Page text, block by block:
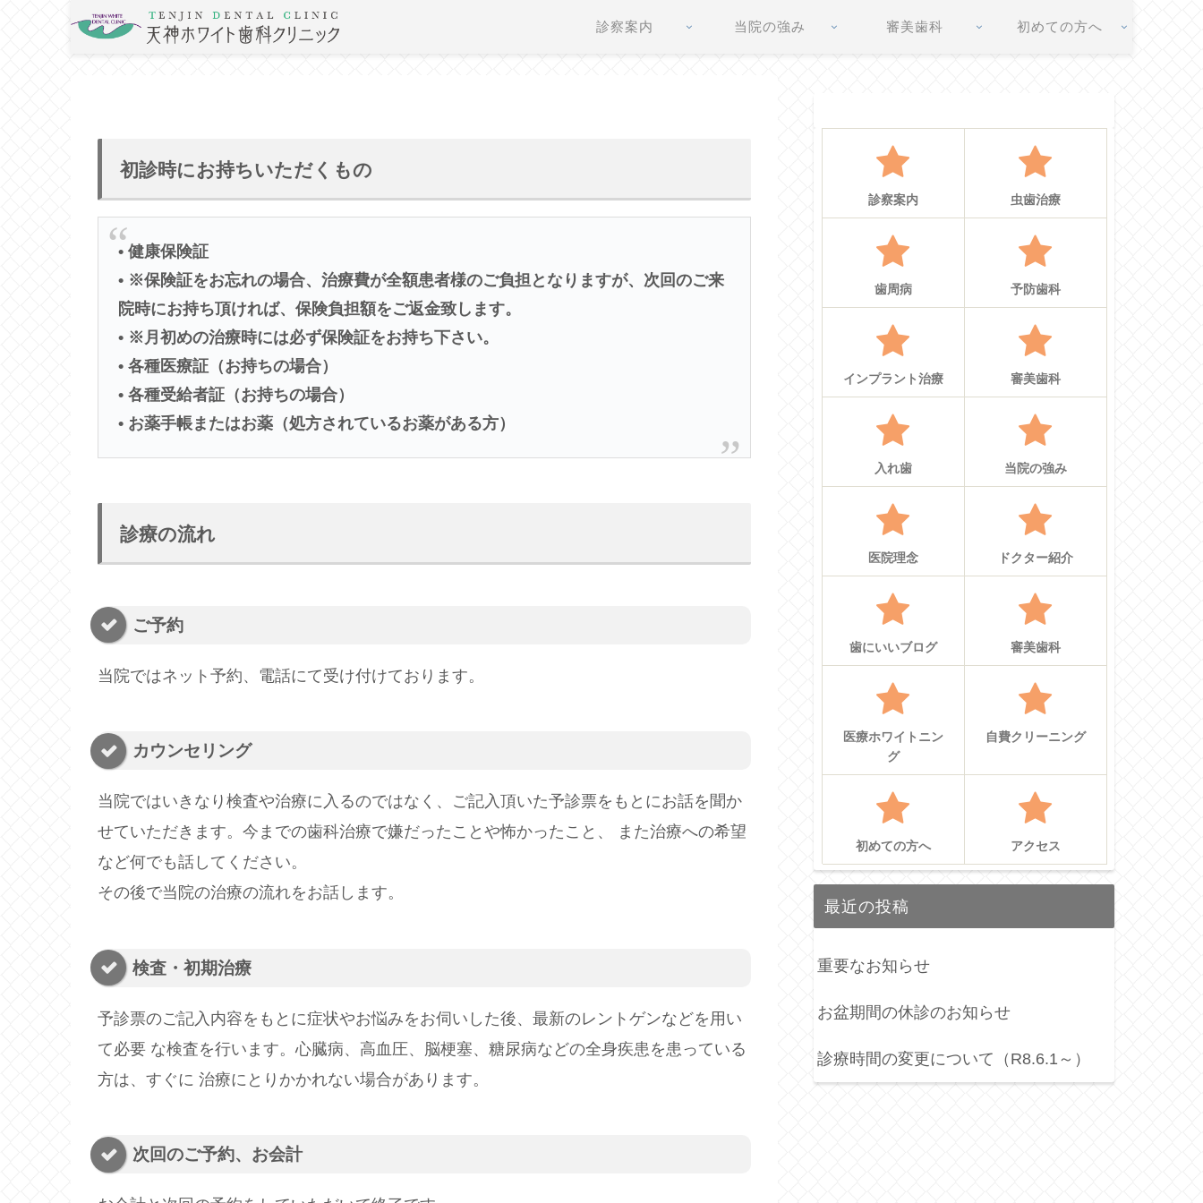
診察案内 当院の強み 審美歯科 初めての方へ
初診時にお持ちいただくもの
• 健康保険証
• ※保険証をお忘れの場合、治療費が全額患者様のご負担となりますが、次回のご来
院時にお持ち頂ければ、保険負担額をご返金致します。
• ※月初めの治療時には必ず保険証をお持ち下さい。
• 各種医療証（お持ちの場合）
• 各種受給者証（お持ちの場合）
• お薬手帳またはお薬（処方されているお薬がある方）
診療の流れ
ご予約
当院ではネット予約、電話にて受け付けております。
カウンセリング
当院ではいきなり検査や治療に入るのではなく、ご記入頂いた予診票をもとにお話を聞か
せていただきます。今までの歯科治療で嫌だったことや怖かったこと、 また治療への希望
など何でも話してください。
その後で当院の治療の流れをお話します。
検査・初期治療
予診票のご記入内容をもとに症状やお悩みをお伺いした後、最新のレントゲンなどを用い
て必要 な検査を行います。心臓病、高血圧、脳梗塞、糖尿病などの全身疾患を患っている
方は、すぐに 治療にとりかかれない場合があります。
次回のご予約、お会計
診察案内 虫歯治療
歯周病 予防歯科
インプラント治療 審美歯科
入れ歯 当院の強み
医院理念 ドクター紹介
歯にいいブログ 審美歯科
医療ホワイトニン
グ
自費クリーニング
初めての方へ アクセス
最近の投稿
重要なお知らせ
お盆期間の休診のお知らせ
診療時間の変更について（R8.6.1～）